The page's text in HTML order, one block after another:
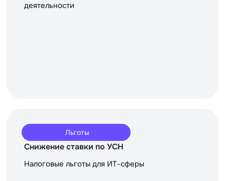
деятельности
Льготы
Снижение ставки по УСН
Налоговые льготы для ИТ-сферы